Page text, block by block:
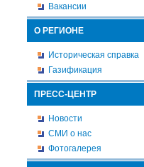
Вакансии
О РЕГИОНЕ
Историческая справка
Газификация
ПРЕСС-ЦЕНТР
Новости
СМИ о нас
Фотогалерея